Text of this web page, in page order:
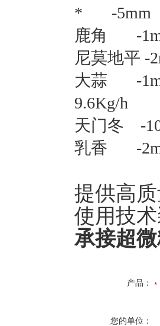
* -
鹿角
-
尼莫地平 -
大蒜 -
9.6Kg/h
天门冬 -
乳香 -
提供高
使用技
承接超
产品：
您的单位：